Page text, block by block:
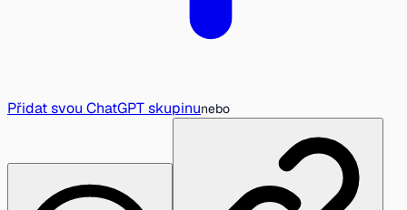
Přidat svou ChatGPT skupinunebo